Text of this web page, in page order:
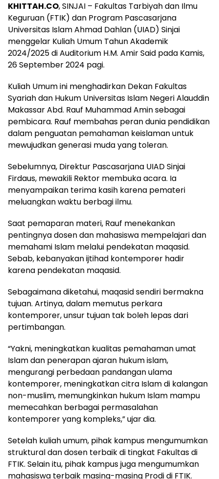
KHITTAH.CO, SINJAI – Fakultas Tarbiyah dan Ilmu
Keguruan (FTIK) dan Program Pascasarjana
Universitas Islam Ahmad Dahlan (UIAD) Sinjai
menggelar Kuliah Umum Tahun Akademik
2024/2025 di Auditorium H.M. Amir Said pada Kamis,
26 September 2024 pagi.
Kuliah Umum ini menghadirkan Dekan Fakultas
Syariah dan Hukum Universitas Islam Negeri Alauddin
Makassar Abd. Rauf Muhammad Amin sebagai
pembicara. Rauf membahas peran dunia pendidikan
dalam penguatan pemahaman keislaman untuk
mewujudkan generasi muda yang toleran.
Sebelumnya, Direktur Pascasarjana UIAD Sinjai
Firdaus, mewakili Rektor membuka acara. Ia
menyampaikan terima kasih karena pemateri
meluangkan waktu berbagi ilmu.
Saat pemaparan materi, Rauf menekankan
pentingnya dosen dan mahasiswa mempelajari dan
memahami Islam melalui pendekatan maqasid.
Sebab, kebanyakan ijtihad kontemporer hadir
karena pendekatan maqasid.
Sebagaimana diketahui, maqasid sendiri bermakna
tujuan. Artinya, dalam memutus perkara
kontemporer, unsur tujuan tak boleh lepas dari
pertimbangan.
“Yakni, meningkatkan kualitas pemahaman umat
Islam dan penerapan ajaran hukum islam,
mengurangi perbedaan pandangan ulama
kontemporer, meningkatkan citra Islam di kalangan
non-muslim, memungkinkan hukum Islam mampu
memecahkan berbagai permasalahan
kontemporer yang kompleks,” ujar dia.
Setelah kuliah umum, pihak kampus mengumumkan
struktural dan dosen terbaik di tingkat Fakultas di
FTIK. Selain itu, pihak kampus juga mengumumkan
mahasiswa terbaik masing-masing Prodi di FTIK.